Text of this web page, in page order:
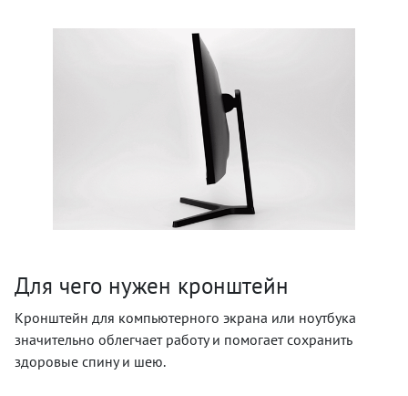
Для чего нужен кронштейн
Кронштейн для компьютерного экрана или ноутбука
значительно облегчает работу и помогает сохранить
здоровые спину и шею.